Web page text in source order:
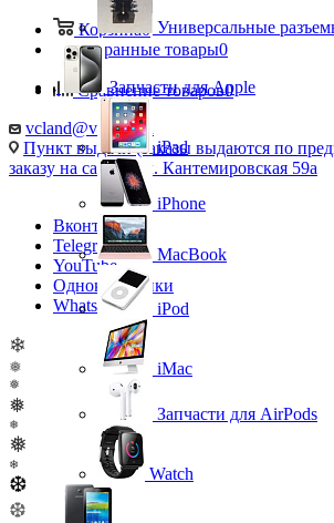
Корзина0
Избранные товары0
Сравнение товаров0
vcland@vcland.ru
Пункт выдачи (заказы выдаются по
заказу на сайте), ул. Кантемировская 59а
Вконтакте
Telegram
YouTube
Одноклассники
WhatsApp
❄
❅
❅
❅
❅
❅
❄
❆
❆
Универсальные
Запчасти для Apple
iPad
iPhone
MacBook
iPod
iMac
Запчасти для AirPods
Watch